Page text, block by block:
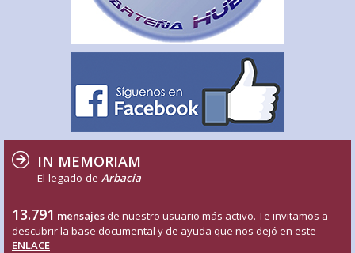
IN MEMORIAM
El legado de Arbacia
13.791 mensajes de nuestro usuario más activo. Te invitamos a
descubrir la base documental y de ayuda que nos dejó en este
ENLACE